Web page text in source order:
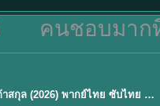
คนชอบมาก
Mystic Nine เก้าสกุล (2026) พากย์ไทย ซับไทย EP.1-30